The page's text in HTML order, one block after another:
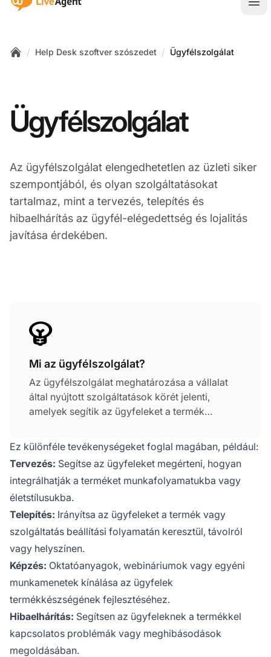
/ Help Desk szoftver szószedet / Ügyfélszolgálat
Ügyfélszolgálat
Az ügyfélszolgálat elengedhetetlen az üzleti siker
szempontjából, és olyan szolgáltatásokat
tartalmaz, mint a tervezés, telepítés és
hibaelhárítás az ügyfél-elégedettség és lojalitás
javítása érdekében.
Mi az ügyfélszolgálat?
Az ügyfélszolgálat meghatározása a vállalat
által nyújtott szolgáltatások körét jelenti,
amelyek segítik az ügyfeleket a termék
Ez különféle tevékenységeket foglal magában, például:
Tervezés: Segítse az ügyfeleket megérteni, hogyan
integrálhatják a terméket munkafolyamatukba vagy
életstílusukba.
Telepítés: Irányítsa az ügyfeleket a termék vagy
szolgáltatás beállítási folyamatán keresztül, távolról
vagy helyszínen.
Képzés: Oktatóanyagok, webináriumok vagy egyéni
munkamenetek kínálása az ügyfelek
termékkészségének fejlesztéséhez.
Hibaelhárítás: Segítsen az ügyfeleknek a termékkel
kapcsolatos problémák vagy meghibásodások
megoldásában.